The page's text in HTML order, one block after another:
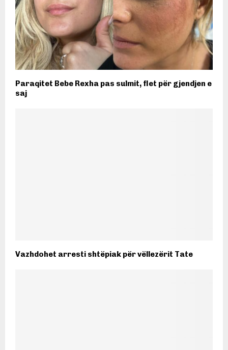
Paraqitet Bebe Rexha pas sulmit, flet për gjendjen e
saj
Vazhdohet arresti shtëpiak për vëllezërit Tate